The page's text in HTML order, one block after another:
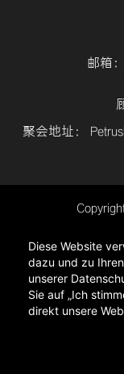
邮箱
聚会地址：
Diese Website
dazu und zu
unserer
Sie auf „Ich
direkt unsere